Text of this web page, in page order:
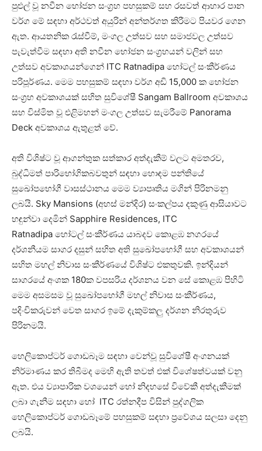
පුළුල් වූ නවීන භෝජන සංග්‍රහ පහසුකම් සහ රසවත් ආහාර පාන
වර්ග මේ සඳහා අර්ථවත් අයුරින් අන්තර්ගත කිරීමට පියවර ගෙන
ඇත. ආයතනික රැස්වීම්, මංගල උත්සව සහ සමාජවල උත්සව
පැවැත්වීම සඳහා අති නවීන භෝජන සංග්‍රහයන් වලින් සහ
උත්සව අවකාශයන්ගෙන් ITC Ratnadipa හෝටල් සංකීර්ණය
පරිපූර්ණය. මෙම පහසුකම් සඳහා වර්ග අඩි 15,000 ක භෝජන
සංග්‍රහ අවකාශයක් සහිත සුවිශේෂී Sangam Ballroom අවකාශය
සහ විස්මිත වූ එළිමහන් මංගල උත්සව සැමරීමේ Panorama
Deck අවකාශය ඇතුළත් වේ.
අති විශිෂ්ට වූ ආගන්තුක සත්කාර අත්දැකීම් වලට අමතරව,
බුද්ධිමත් පාරිභෝගිකබවතුන් සඳහා හොඳම පන්තියේ
සුඛෝපභෝගී වාසස්ථානය මෙම ව්‍යාපෘතිය මගින් පිරිනමනු
ලබයි. Sky Mansions (අහස් මන්දිර) සංකල්පය දකුණු ආසියාවට
හඳුන්වා දෙමින් Sapphire Residences, ITC
Ratnadipa හෝටල් සංකීර්ණය යාබදව කොළඹ නගරයේ
දර්ශනීයම සාගර දසුන් සහිත අති සුඛෝපභෝගී සහ අවකාශයන්
සහිත මහල් නිවාස සංකීර්ණයේ විශිෂ්ට එකතුවකි. ඉන්දියන්
සාගරයේ අංශක 180ක වපසරිය දර්ශනය වන සේ කොළඹ පිහිටි
මෙම අසමසම වූ සුඛෝපභෝගී මහල් නිවාස සංකීර්ණය,
පදිංචිකරුවන් වෙත සාගර ඉමේ දැකුම්කලු දර්ශන නිරතුරුව
පිරිනමයි.
හෙලිකොප්ටර් ගොඩබෑම සඳහා වෙන්වූ සුවිශේෂී අංගනයක්
නිර්මාණය කර තිබීමද මෙහි ඇති තවත් එක් විශේෂත්වයක් වනු
ඇත. එය ව්‍යාපාරික වශයෙන් හෝ නිදහසේ විවේකී අත්දැකීමක්
ලබා ගැනීම සඳහා හෝ ITC රත්නදීප විසින් පුද්ගලික
හෙලිකොප්ටර් ගොඩබෑමේ පහසුකම් සඳහා ප්‍රවේශය සලසා දෙනු
ලබයි.